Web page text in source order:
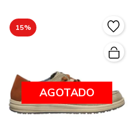
15%
AGOTADO